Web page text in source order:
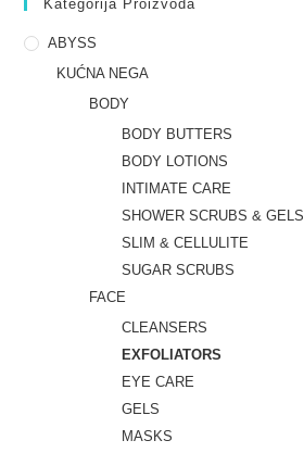
Kategorija Proizvoda
ABYSS
KUĆNA NEGA
BODY
BODY BUTTERS
BODY LOTIONS
INTIMATE CARE
SHOWER SCRUBS & GELS
SLIM & CELLULITE
SUGAR SCRUBS
FACE
CLEANSERS
EXFOLIATORS
EYE CARE
GELS
MASKS